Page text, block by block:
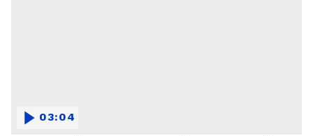
03:04